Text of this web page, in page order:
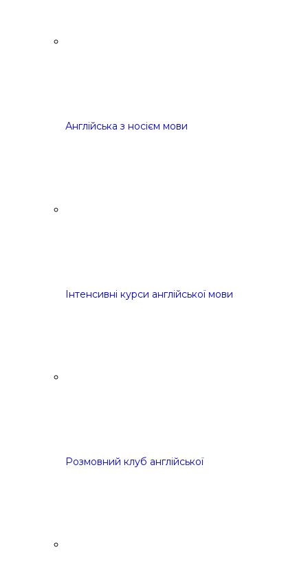
Англійська з носієм мови
Інтенсивні курси англійської мови
Розмовний клуб англійської